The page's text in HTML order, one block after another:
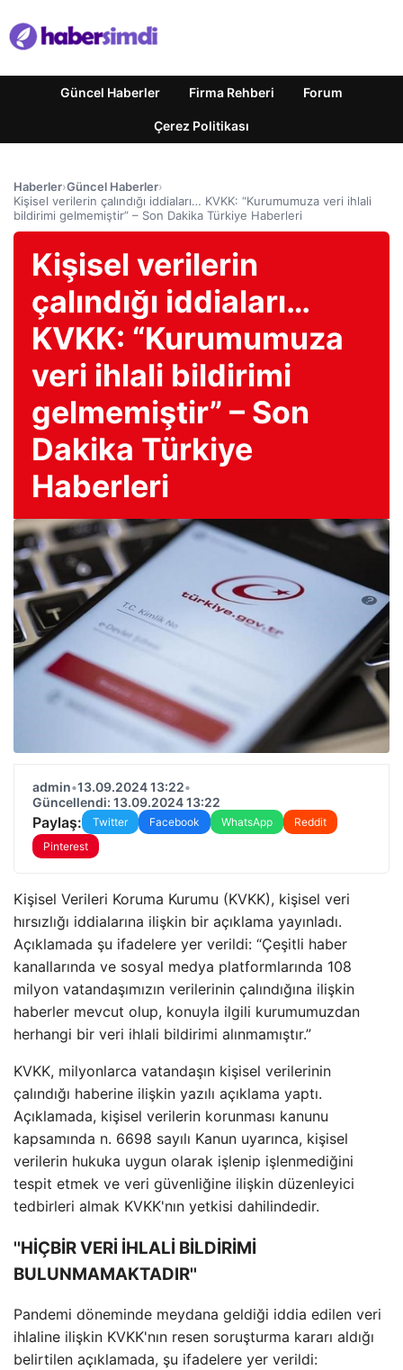
Güncel Haberler Firma Rehberi Forum
Çerez Politikası
Haberler›Güncel Haberler›
Kişisel verilerin çalındığı iddiaları… KVKK: “Kurumumuza veri ihlali
bildirimi gelmemiştir” – Son Dakika Türkiye Haberleri
Kişisel verilerin
çalındığı iddiaları…
KVKK: “Kurumumuza
veri ihlali bildirimi
gelmemiştir” – Son
Dakika Türkiye
Haberleri
admin•13.09.2024 13:22•
Güncellendi: 13.09.2024 13:22
Paylaş: Twitter Facebook WhatsApp
Reddit
Pinterest
Kişisel Verileri Koruma Kurumu (KVKK), kişisel veri
hırsızlığı iddialarına ilişkin bir açıklama yayınladı.
Açıklamada şu ifadelere yer verildi: “Çeşitli haber
kanallarında ve sosyal medya platformlarında 108
milyon vatandaşımızın verilerinin çalındığına ilişkin
haberler mevcut olup, konuyla ilgili kurumumuzdan
herhangi bir veri ihlali bildirimi alınmamıştır.”
KVKK, milyonlarca vatandaşın kişisel verilerinin
çalındığı haberine ilişkin yazılı açıklama yaptı.
Açıklamada, kişisel verilerin korunması kanunu
kapsamında n. 6698 sayılı Kanun uyarınca, kişisel
verilerin hukuka uygun olarak işlenip işlenmediğini
tespit etmek ve veri güvenliğine ilişkin düzenleyici
tedbirleri almak KVKK'nın yetkisi dahilindedir.
''HİÇBİR VERİ İHLALİ BİLDİRİMİ
BULUNMAMAKTADIR''
Pandemi döneminde meydana geldiği iddia edilen veri
ihlaline ilişkin KVKK'nın resen soruşturma kararı aldığı
belirtilen açıklamada, şu ifadelere yer verildi: